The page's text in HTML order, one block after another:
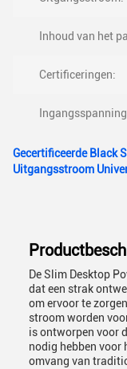
Inhoud van het
Certificeringen:
Gecertificeerde Black
Uitgangsstroom
De Slim Desktop
dat een strak
om ervoor te
stroom worden
is ontworpen voor
nodig hebben voor
omvang van